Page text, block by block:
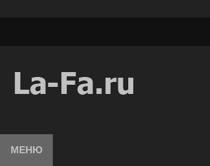
МЕНЮ